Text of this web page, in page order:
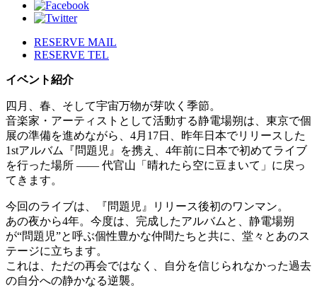
RESERVE MAIL
RESERVE TEL
イベント紹介
四月、春、そして宇宙万物が芽吹く季節。
音楽家・アーティストとして活動する静電場朔は、東京で個
展の準備を進めながら、4月17日、昨年日本でリリースした
1stアルバム『問題児』を携え、4年前に日本で初めてライブ
を行った場所 —— 代官山「晴れたら空に豆まいて」に戻っ
てきます。
今回のライブは、『問題児』リリース後初のワンマン。
あの夜から4年。今度は、完成したアルバムと、静電場朔
が“問題児”と呼ぶ個性豊かな仲間たちと共に、堂々とあのス
テージに立ちます。
これは、ただの再会ではなく、自分を信じられなかった過去
の自分への静かなる逆襲。